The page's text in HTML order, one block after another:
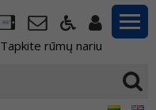
Tapkite rūmų nariu